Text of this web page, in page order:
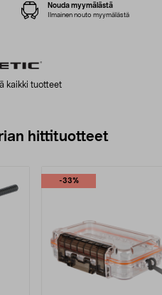
kaikki tuotteet
Nouda myymälästä
Ilmainen nouto myymälästä
hittituotteet
-33%